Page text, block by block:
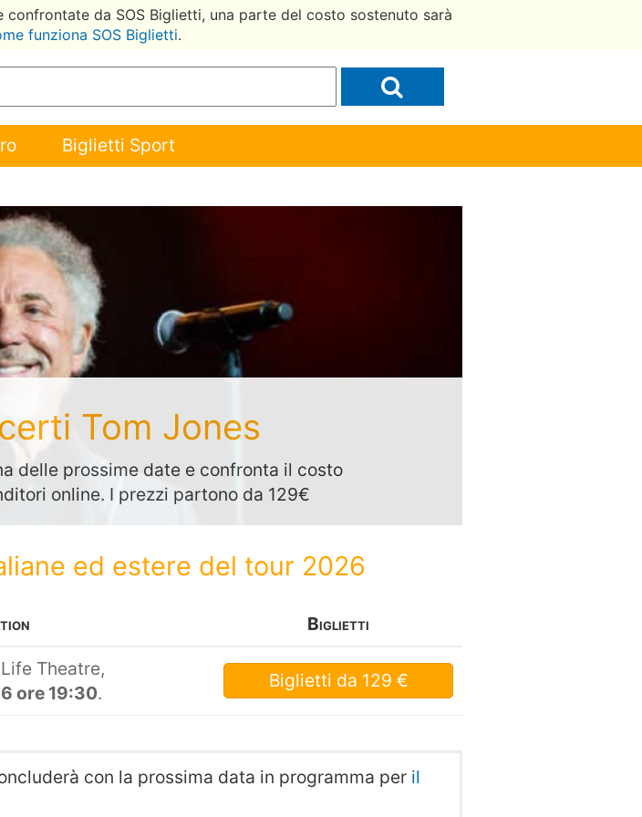
da SOS Biglietti, una parte del costo sostenuto sarà
funziona SOS Biglietti.
Biglietti Sport
Tom Jones
delle prossime date e confronta il costo
online. I prezzi partono da 129€
ed estere del tour 2026
Biglietti
Theatre,
ore 19:30.
Biglietti da 129 €
con la prossima data in programma per il